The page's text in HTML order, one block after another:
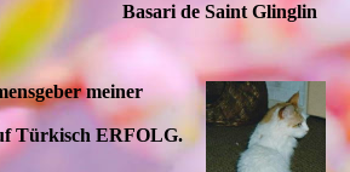
Saint Glinglin
meiner
Türkisch ERFOLG.